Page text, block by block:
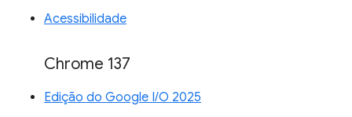
Acessibilidade
Chrome 137
Edição do Google I/O 2025